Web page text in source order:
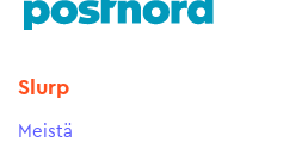
Slurp
Meistä